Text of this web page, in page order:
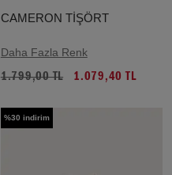
CAMERON TİŞÖRT
Daha Fazla Renk
1.799,00 TL 1.079,40 TL
%30 indirim